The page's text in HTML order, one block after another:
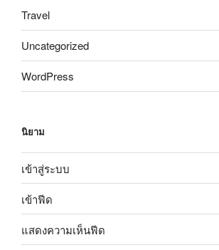
Travel
Uncategorized
WordPress
นิยาม
เข้าสู่ระบบ
เข้าฟีด
แสดงความเห็นฟีด